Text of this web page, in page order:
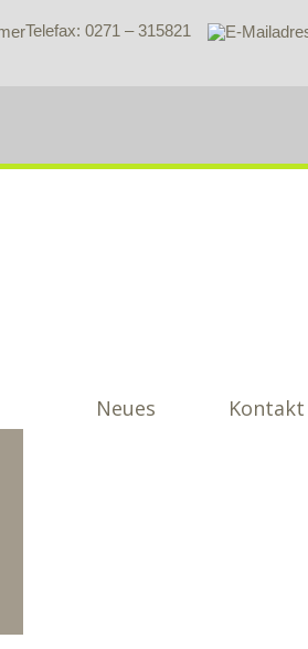
Telefax: 0271 – 315821
Neues Kontakt